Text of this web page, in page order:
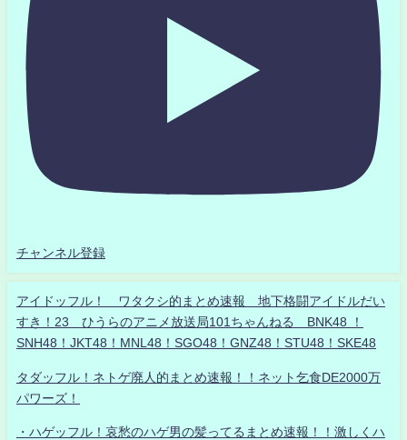
チャンネル登録
アイドッフル！ ワタクシ的まとめ速報 地下格闘アイドルだい
すき！23 ひうらのアニメ放送局101ちゃんねる BNK48 ！
SNH48！JKT48！MNL48！SGO48！GNZ48！STU48！SKE48
タダッフル！ネトゲ廃人的まとめ速報！！ネット乞食DE2000万
パワーズ！
・ハゲッフル！哀愁のハゲ男の髪ってるまとめ速報！！激しくハ